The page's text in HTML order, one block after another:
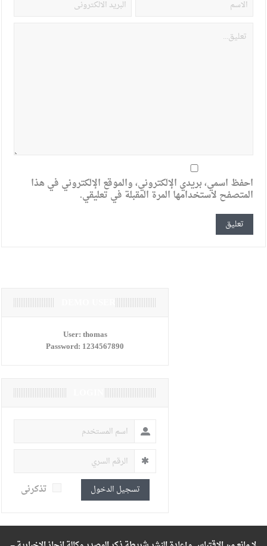
احفظ اسمي، بريدي الإلكتروني، والموقع الإلكتروني في هذا
المتصفح لاستخدامها المرة المقبلة في تعليقي.
User:thomas
Password: 1234567890
تسجيل الدخول تذكرنى